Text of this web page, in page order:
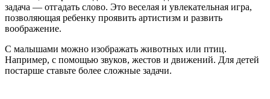
задача — отгадать слово. Это веселая и увлекательная игра,
позволяющая ребенку проявить артистизм и развить
воображение.
С малышами можно изображать животных или птиц.
Например, с помощью звуков, жестов и движений. Для детей
постарше ставьте более сложные задачи.